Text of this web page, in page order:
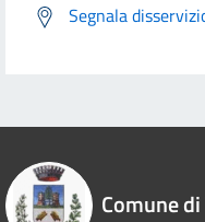
Segnala
Comune